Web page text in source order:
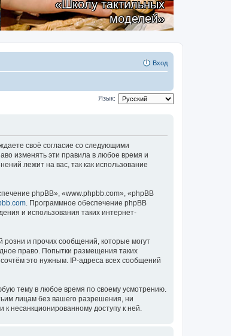
«Школу тактильных
моделей»
Вход
Язык:
своё согласие со следующими
изменять эти правила в любое время и
лежит на вас, так как использование
phpBB», «www.phpbb.com», «phpBB
. Программное обеспечение phpBB
и использования таких интернет-
и прочих сообщений, которые могут
право. Попытки размещения таких
это нужным. IP-адреса всех сообщений
тему в любое время по своему усмотрению.
лицам без вашего разрешения, ни
несанкционированному доступу к ней.